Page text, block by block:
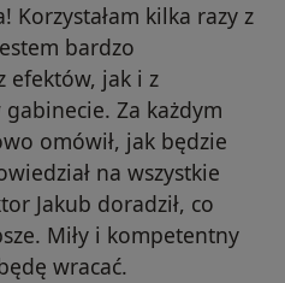
Korzystałam kilka razy z
bardzo
efektów, jak i z
Za każdym
omówił, jak będzie
na wszystkie
Jakub doradził, co
Miły i kompetentny
wracać.